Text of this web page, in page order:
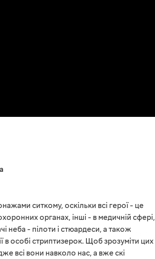
ситкому, оскільки всі герої - це
органах, інші - в медичній сфері,
неба - пілоти і стюардеси, а також
в особі стриптизерок. Щоб зрозуміти цих
всі вони навколо нас, а вже скі